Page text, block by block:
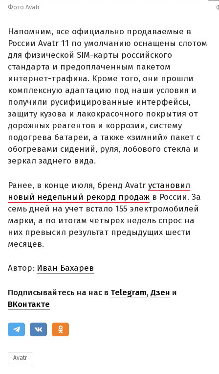
Фото Avatr
Напомним, все официально продаваемые в
России Avatr 11 по умолчанию оснащены слотом
для физической SIM-карты российского
стандарта и предоплаченным пакетом
интернет-трафика. Кроме того, они прошли
комплексную адаптацию под наши условия и
получили русифицированные интерфейсы,
защиту кузова и лакокрасочного покрытия от
дорожных реагентов и коррозии, систему
подогрева батареи, а также «зимний» пакет с
обогревами сидений, руля, лобового стекла и
зеркал заднего вида.
Ранее, в конце июля, бренд Avatr установил
новый недельный рекорд продаж в России. За
семь дней на учет встало 155 электромобилей
марки, а по итогам четырех недель спрос на
них превысил результат предыдущих шести
месяцев.
Автор: Иван Бахарев
Подписывайтесь на нас в Telegram,Дзен и
ВКонтакте
Avatr